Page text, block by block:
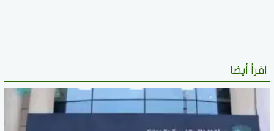
اقرأ أيضا